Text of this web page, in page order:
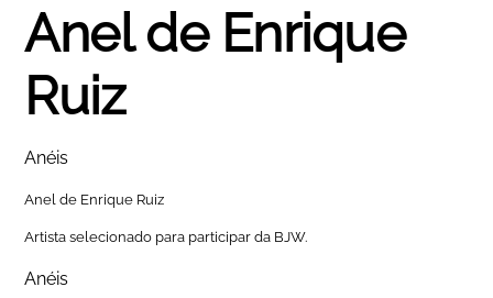
Anel de Enrique
Ruiz
Anéis
Anel de Enrique Ruiz
Artista selecionado para participar da BJW.
Anéis